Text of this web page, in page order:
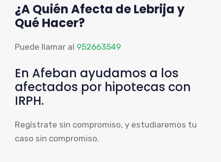
¿A Quién Afecta de Lebrija y
Qué Hacer?
Puede llamar al 952663549
En Afeban ayudamos a los
afectados por hipotecas con
IRPH.
Regístrate sin compromiso, y estudiaremos tu
caso sin compromiso.